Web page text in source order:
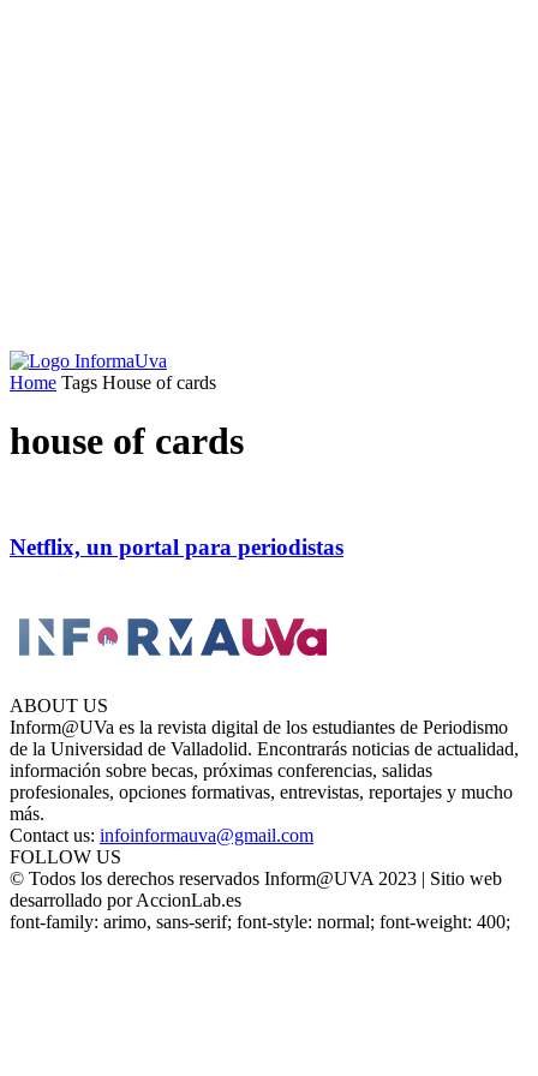
Home Tags House of cards
house of cards
Netflix, un portal para periodistas
ABOUT US
Inform@UVa es la revista digital de los estudiantes de Periodismo
de la Universidad de Valladolid. Encontrarás noticias de actualidad,
información sobre becas, próximas conferencias, salidas
profesionales, opciones formativas, entrevistas, reportajes y mucho
más.
Contact us: infoinformauva@gmail.com
FOLLOW US
© Todos los derechos reservados Inform@UVA 2023 | Sitio web
desarrollado por AccionLab.es
font-family: arimo, sans-serif; font-style: normal; font-weight: 400;